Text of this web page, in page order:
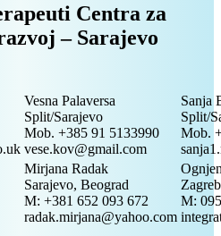
Centra za
– Sarajevo
Vesna Palaversa
Split/Sarajevo
Mob. +385 91 5133990
vese.kov@gmail.com
Sanja
Split/
Mob.
Mirjana Radak
Sarajevo, Beograd
M: +381 652 093 672
radak.mirjana@yahoo.com
M: